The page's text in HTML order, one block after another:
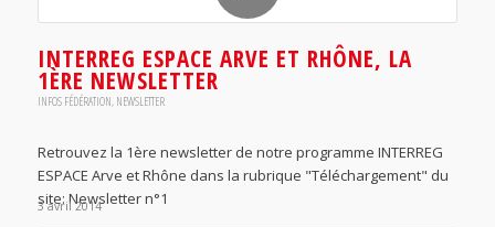
INTERREG ESPACE ARVE ET RHÔNE, LA
1ÈRE NEWSLETTER
INFOS FÉDÉRATION, NEWSLETTER
Retrouvez la 1ère newsletter de notre programme INTERREG
ESPACE Arve et Rhône dans la rubrique "Téléchargement" du
site: Newsletter n°1
3 avril 2014